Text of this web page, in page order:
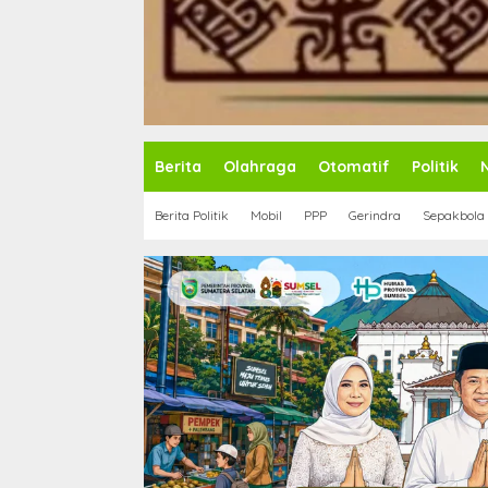
Berita Olahraga Otomatif Politik
Berita Politik Mobil PPP Gerindra Sepakbola